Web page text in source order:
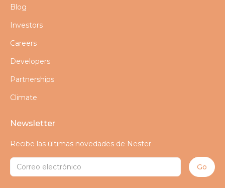
Blog
Investors
Careers
Developers
Partnerships
Climate
Newsletter
Recibe las últimas novedades de Nester